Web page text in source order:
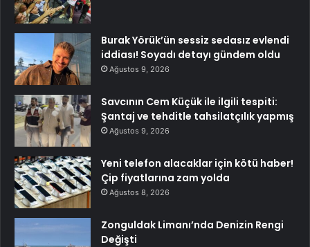
Burak Yörük’ün sessiz sedasız evlendi
iddiası! Soyadı detayı gündem oldu
Ağustos 9, 2026
Savcının Cem Küçük ile ilgili tespiti:
Şantaj ve tehditle tahsilatçılık yapmış
Ağustos 9, 2026
Yeni telefon alacaklar için kötü haber!
Çip fiyatlarına zam yolda
Ağustos 8, 2026
Zonguldak Limanı’nda Denizin Rengi
Değişti